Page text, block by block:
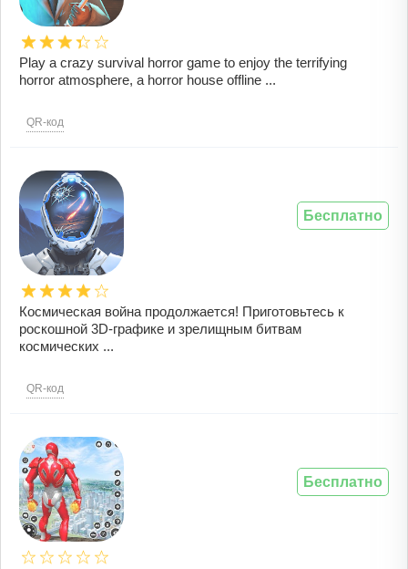
Play a crazy survival horror game to enjoy the terrifying
horror atmosphere, a horror house offline ...
QR-код
Космическая война продолжается! Приготовьтесь к
роскошной 3D-графике и зрелищным битвам
космических ...
QR-код
Бесплатно
Бесплатно